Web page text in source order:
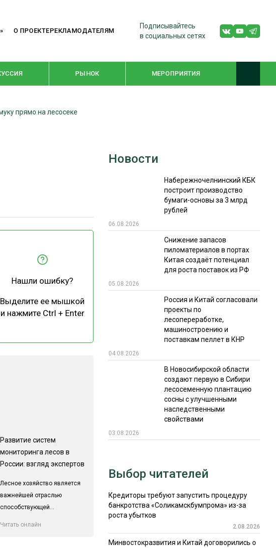
О ПРОЕКТЕРЕКЛАМОДАТЕЛЯМ
Подписывайтесь
в социальных сетях
РЫНОК МЕРОПРИЯТИЯ
WOODEX-2021
СУШКА ДРЕВЕСИНЫ
ИТОГИ МЕРОПРИЯТИЙ
прямо на лесосеке
Нашли ошибку?
Выделите ее мышкой
и нажмите Ctrl + Enter
Развитие систем
мониторинга лесов в
России: взгляд экспертов
Лесное хозяйство является
важнейшей отраслью
способствующей...
Читать онлайн
Новости
Набережночелнинский КБК
построит производство
бумаги-основы за 3 млрд
рублей
06.08.2026
Снижение запасов
пиломатериалов в портах
Китая создаёт потенциал
для роста поставок из РФ
05.08.2026
Россия и Китай согласовали
проекты по
лесопереработке,
машиностроению и
поставкам пеллет в КНР
04.08.2026
В Новосибирской области
создают первую в Сибири
лесосеменную плантацию
сосны с улучшенными
наследственными
свойствами
03.08.2026
Выбор читателей
Кредиторы требуют запустить процедуру
банкротства «Соликамскбумпрома» из-за
роста убытков
2.08.2026
Минвостокразвития и Китай договорились о